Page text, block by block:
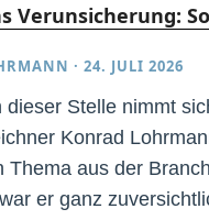
Verunsicherung:
·24. JULI 2026
dieser Stelle nimmt
Konrad
Thema aus der
er ganz